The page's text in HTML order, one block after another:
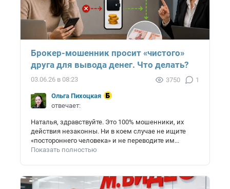
Брокер-мошенник просит «чистого»
друга для вывода денег. Что делать?
03.06.26 в 08:23 3750 1
Ольга Пихоцкая
отвечает:
Наталья, здравствуйте. Это 100% мошенники, их
действия незаконны. Ни в коем случае не ищите
«постороннего человека» и не переводите им...
Показать полностью